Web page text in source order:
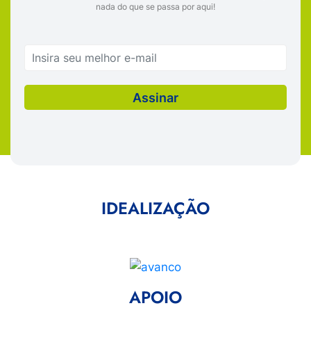
nada do que se passa por aqui!
IDEALIZAÇÃO
APOIO